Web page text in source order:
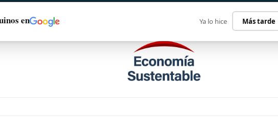
en Ya lo hice Más tarde